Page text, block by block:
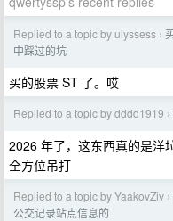
Replied to a topic by ulyssess ›
中踩过的坑
买的股票 ST 了。哎
Replied to a topic by dddd1919 ›
2026 年了，这东西真的是洋
全方位吊打
Replied to a topic by YaakovZiv ›
公交记录站点信息的